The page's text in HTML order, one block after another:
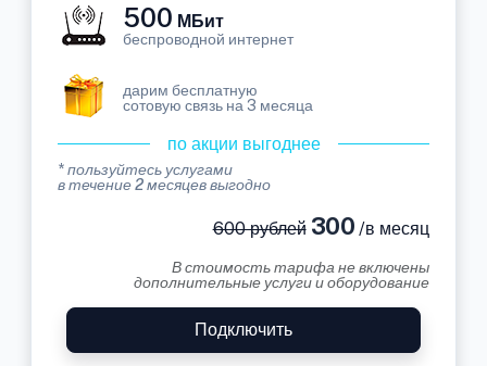
500 МБит
беспроводной интернет
дарим бесплатную
сотовую связь на 3 месяца
по акции выгоднее
* пользуйтесь услугами
в течение 2 месяцев выгодно
600 рублей300 /в месяц
В стоимость тарифа не включены
дополнительные услуги и оборудование
Подключить